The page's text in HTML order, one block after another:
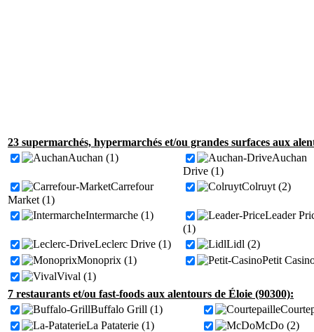
23 supermarchés, hypermarchés et/ou grandes surfaces aux
Auchan (1)
Auchan
Drive (1)
Carrefour
Market (1)
Colruyt (2)
Intermarche (1)
Leader
(1)
Leclerc Drive (1)
Lidl (2)
Monoprix (1)
Petit
Vival (1)
7 restaurants et/ou fast-foods aux alentours de Éloie (90300):
Buffalo Grill (1)
La Pataterie (1)
McDo (2)